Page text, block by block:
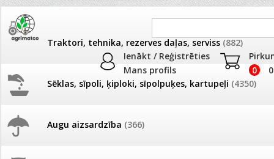
Ienākt / Reģistrēties
Mans profils
0
Traktori, tehnika, rezerves daļas, serviss (882)
Sēklas, sīpoli, ķiploki, sīpolpuķes, kartupeļi (4350)
Augu aizsardzība (366)
JAUNUMI
Pašlasīšanas vietu katalogs
AKCIJAS
frēze + mulčieris +